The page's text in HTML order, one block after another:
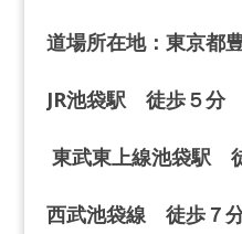
道場所在地：東京都
JR池袋駅 徒歩５分
東武東上線池袋駅
西武池袋線 徒歩７